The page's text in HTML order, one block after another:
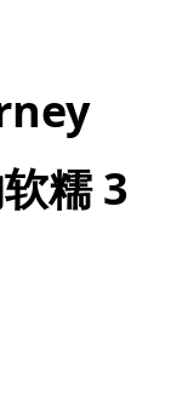
糯 3